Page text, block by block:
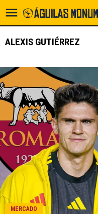
ALEXIS GUTIÉRREZ
MERCADO